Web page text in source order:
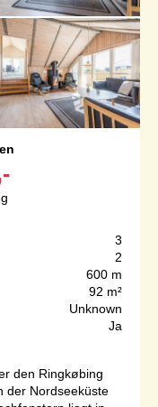
3
2
600 m
92 m²
Unknown
Ja
den Ringkøbing
der Nordseeküste